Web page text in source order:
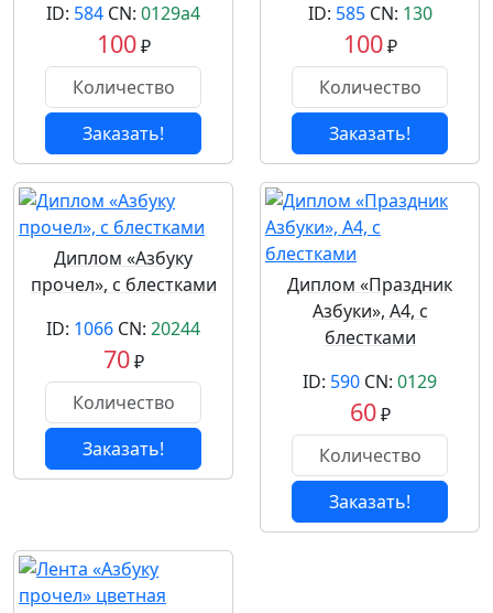
ID: 584 CN: 0129a4
100₽
Заказать!
ID: 585CN: 130
100₽
Заказать!
Диплом «Азбуку
прочел», с блестками
ID: 1066 CN: 20244
70₽
Заказать!
Диплом «Праздник
Азбуки», А4, с
блестками
ID: 590 CN: 0129
60₽
Заказать!